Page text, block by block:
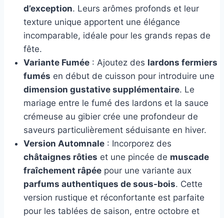
d’exception. Leurs arômes profonds et leur
texture unique apportent une élégance
incomparable, idéale pour les grands repas de
fête.
Variante Fumée : Ajoutez des lardons fermiers
fumés en début de cuisson pour introduire une
dimension gustative supplémentaire. Le
mariage entre le fumé des lardons et la sauce
crémeuse au gibier crée une profondeur de
saveurs particulièrement séduisante en hiver.
Version Automnale : Incorporez des
châtaignes rôties et une pincée de muscade
fraîchement râpée pour une variante aux
parfums authentiques de sous-bois. Cette
version rustique et réconfortante est parfaite
pour les tablées de saison, entre octobre et